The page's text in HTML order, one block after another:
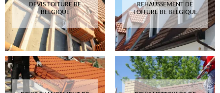
DEVIS TOITURE BE
BELGIQUE
REHAUSSEMENT DE
TOITURE BE BELGIQUE